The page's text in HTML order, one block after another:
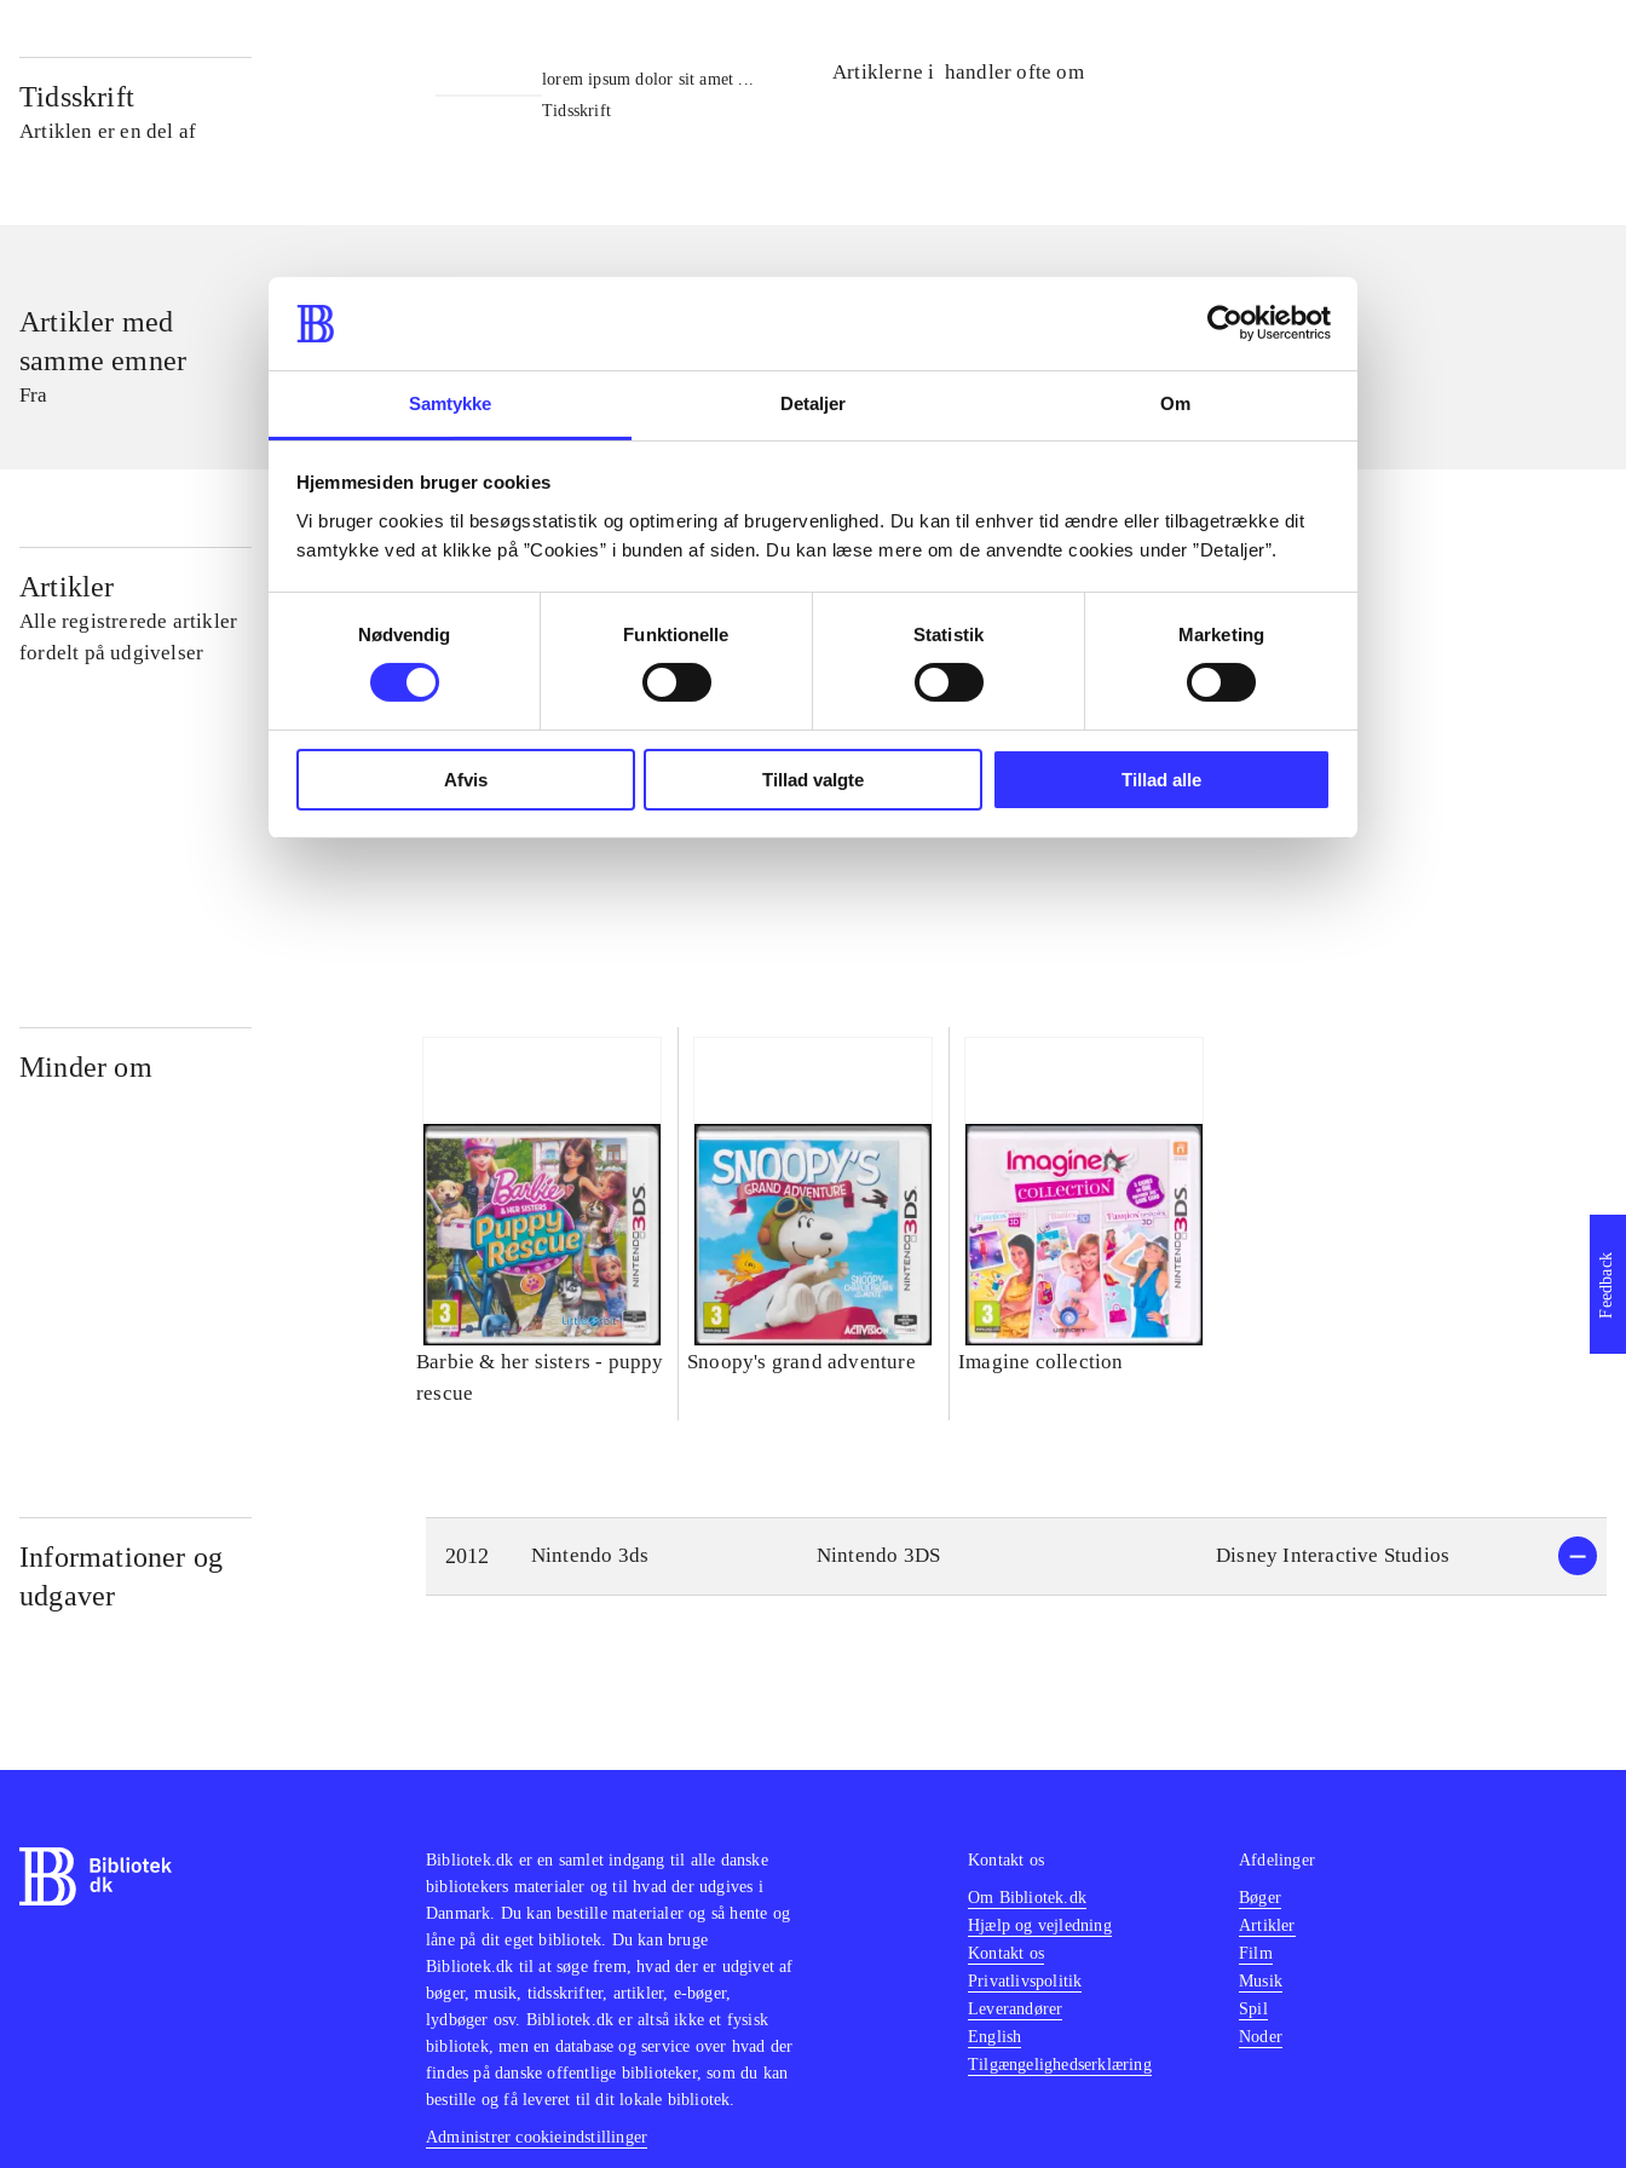
Samtykke Detaljer Om
Hjemmesiden bruger cookies
Vi bruger cookies til besøgsstatistik og optimering af brugervenlighed. Du kan til enhver tid ændre eller tilbagetrække dit
samtykke ved at klikke på ”Cookies” i bunden af siden. Du kan læse mere om de anvendte cookies under ”Detaljer”.
Nødvendig
Funktionelle Statistik Marketing
Afvis Tillad valgte Tillad alle
Tidsskrift
Artiklen er en del af
lorem ipsum dolor sit amet ...
Tidsskrift
Artiklerne i handler ofte om
Artikler med
samme emner
Fra
Artikler
Alle registrerede artikler
fordelt på udgivelser
...
...
...
Minder om
Barbie & her sisters - puppy
rescue
Snoopy's grand adventure Imagine collection
Informationer og
udgaver
2012 Nintendo 3ds Nintendo 3DS Disney Interactive Studios
Feedback
Bibliotek.dk er en samlet indgang til alle danske
bibliotekers materialer og til hvad der udgives i
Danmark. Du kan bestille materialer og så hente og
låne på dit eget bibliotek. Du kan bruge
Bibliotek.dk til at søge frem, hvad der er udgivet af
bøger, musik, tidsskrifter, artikler, e-bøger,
lydbøger osv. Bibliotek.dk er altså ikke et fysisk
bibliotek, men en database og service over hvad der
findes på danske offentlige biblioteker, som du kan
bestille og få leveret til dit lokale bibliotek.
Administrer cookieindstillinger
Kontakt os
Om Bibliotek.dk
Hjælp og vejledning
Kontakt os
Privatlivspolitik
Leverandører
English
Tilgængelighedserklæring
Afdelinger
Bøger
Artikler
Film
Musik
Spil
Noder